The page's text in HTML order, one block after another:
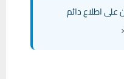
على اطلاع دائم